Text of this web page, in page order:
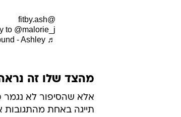
@fitby.ash
to @malorie_j
♬ original sound - Ashley
מהצד שלו זה
אלא שהסיפור לא
תייגה באחת מהתגובות